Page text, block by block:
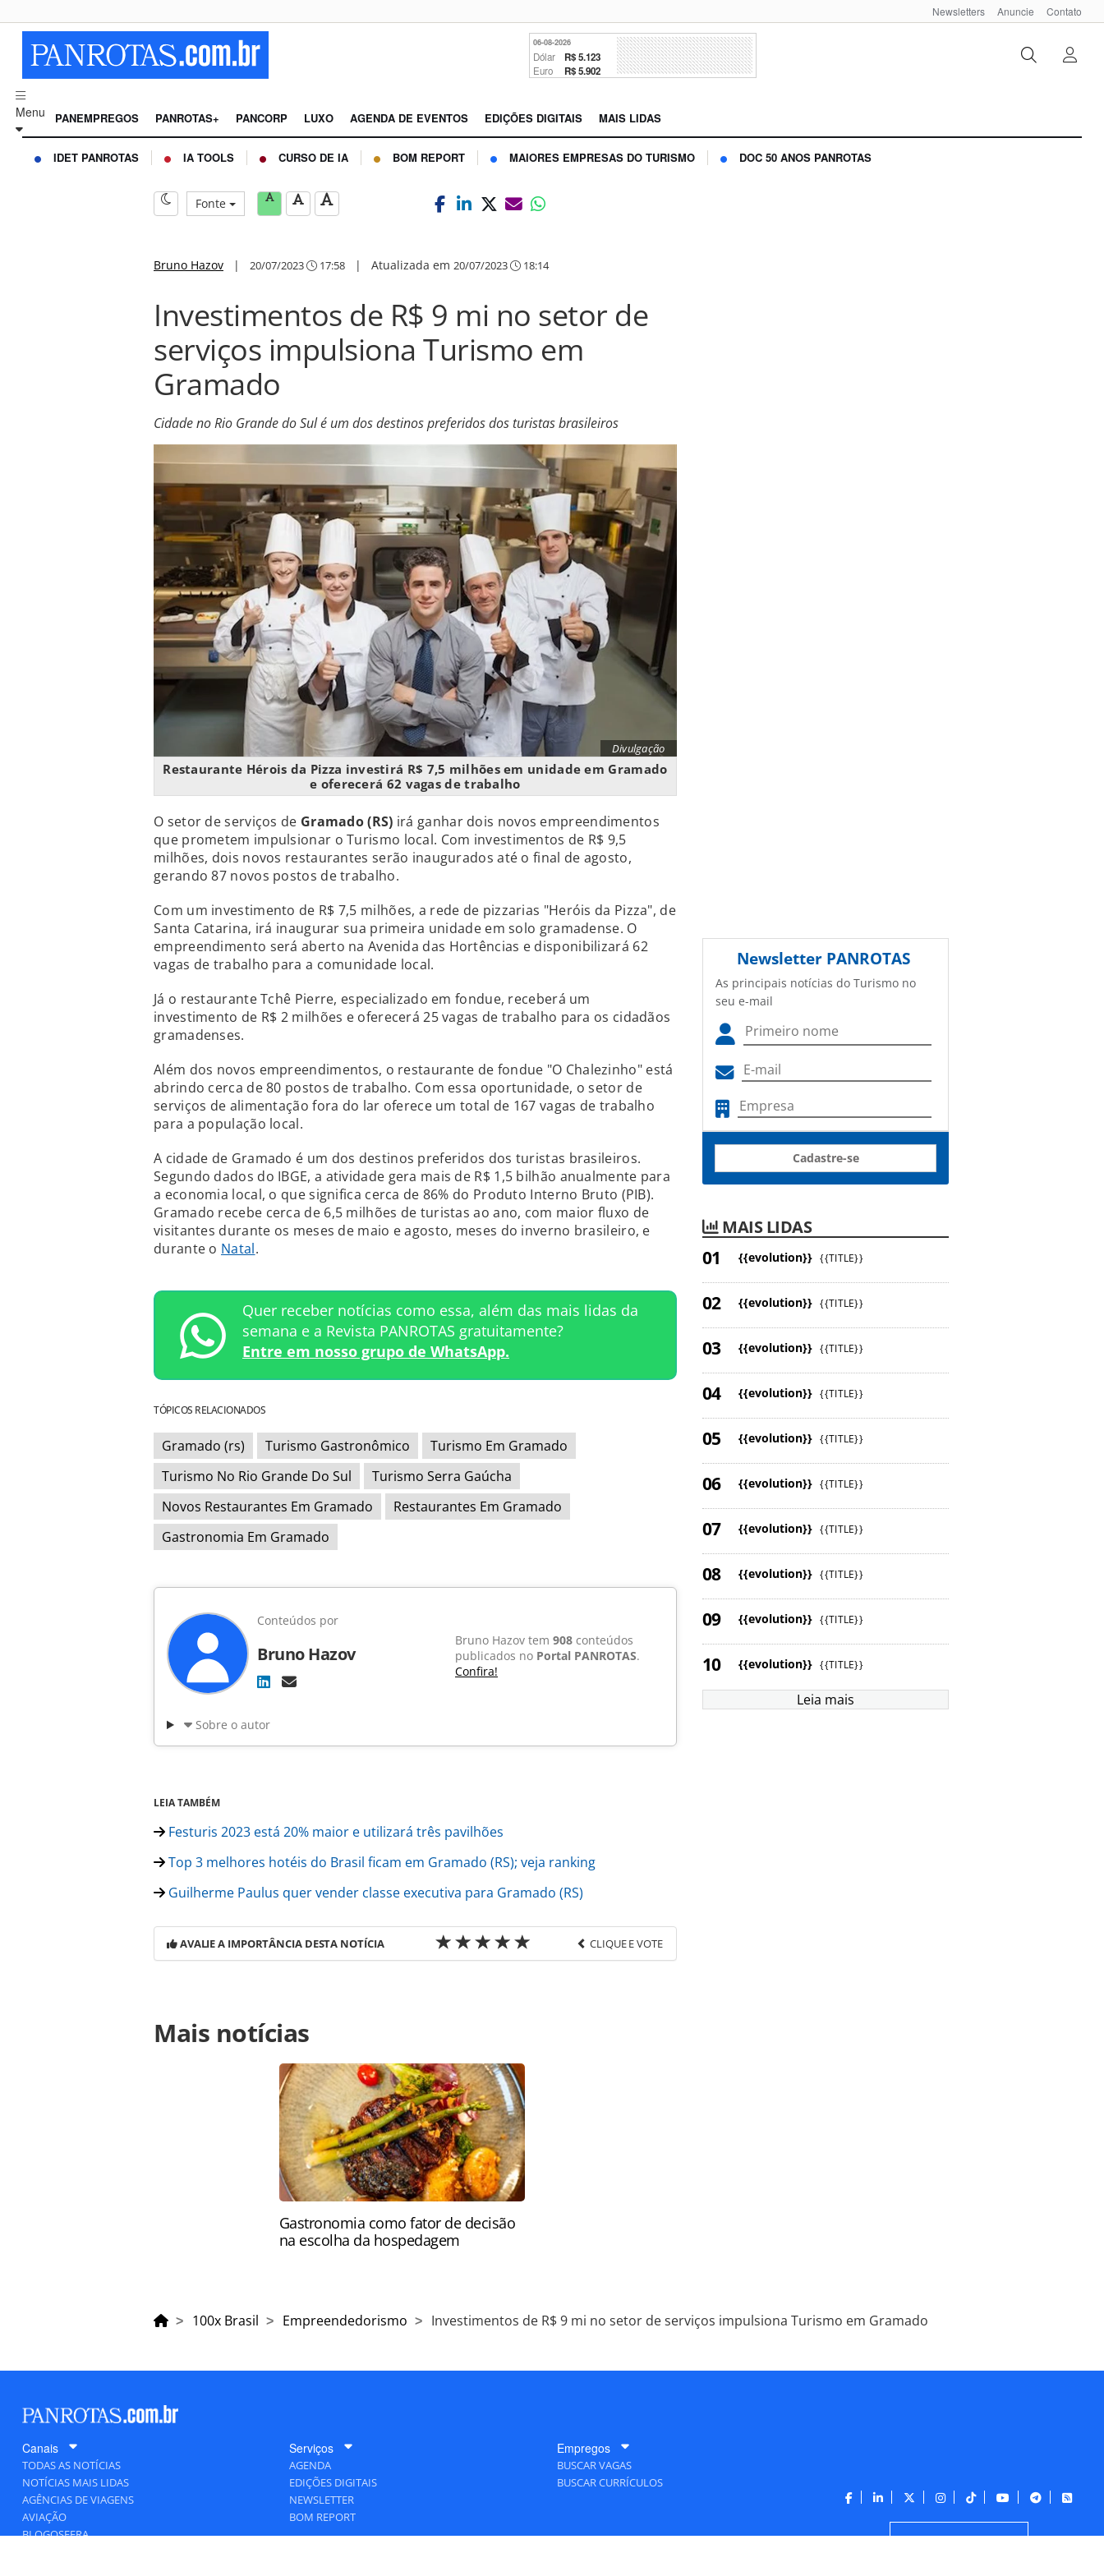
Newsletters Anuncie Contato
06-08-2026
Dólar R$ 5.123
Euro R$ 5.902
Menu PANEMPREGOS PANROTAS+ PANCORP LUXO AGENDA DE EVENTOS EDIÇÕES DIGITAIS MAIS LIDAS
IDET PANROTAS IA TOOLS CURSO DE IA BOM REPORT MAIORES EMPRESAS DO TURISMO DOC 50 ANOS PANROTAS
Fonte
Bruno Hazov | 20/07/2023 17:58 | Atualizada em 20/07/2023 18:14
Investimentos de R$ 9 mi no setor de
serviços impulsiona Turismo em
Gramado
Cidade no Rio Grande do Sul é um dos destinos preferidos dos turistas brasileiros
Divulgação
Restaurante Hérois da Pizza investirá R$ 7,5 milhões em unidade em Gramado
e oferecerá 62 vagas de trabalho
O setor de serviços de Gramado (RS) irá ganhar dois novos empreendimentos
que prometem impulsionar o Turismo local. Com investimentos de R$ 9,5
milhões, dois novos restaurantes serão inaugurados até o final de agosto,
gerando 87 novos postos de trabalho.
Com um investimento de R$ 7,5 milhões, a rede de pizzarias "Heróis da Pizza", de
Santa Catarina, irá inaugurar sua primeira unidade em solo gramadense. O
empreendimento será aberto na Avenida das Hortências e disponibilizará 62
vagas de trabalho para a comunidade local.
Já o restaurante Tchê Pierre, especializado em fondue, receberá um
investimento de R$ 2 milhões e oferecerá 25 vagas de trabalho para os cidadãos
gramadenses.
Além dos novos empreendimentos, o restaurante de fondue "O Chalezinho" está
abrindo cerca de 80 postos de trabalho. Com essa oportunidade, o setor de
serviços de alimentação fora do lar oferece um total de 167 vagas de trabalho
para a população local.
A cidade de Gramado é um dos destinos preferidos dos turistas brasileiros.
Segundo dados do IBGE, a atividade gera mais de R$ 1,5 bilhão anualmente para
a economia local, o que significa cerca de 86% do Produto Interno Bruto (PIB).
Gramado recebe cerca de 6,5 milhões de turistas ao ano, com maior fluxo de
visitantes durante os meses de maio e agosto, meses do inverno brasileiro, e
durante o Natal.
Quer receber notícias como essa, além das mais lidas da
semana e a Revista PANROTAS gratuitamente?
Entre em nosso grupo de WhatsApp.
TÓPICOS RELACIONADOS
Gramado (rs) Turismo Gastronômico
Turismo Em Gramado
Turismo No Rio Grande Do Sul
Turismo Serra Gaúcha
Novos Restaurantes Em Gramado
Restaurantes Em Gramado
Gastronomia Em Gramado
Conteúdos por
Bruno Hazov
Bruno Hazov tem 908 conteúdos
publicados no Portal PANROTAS.
Confira!
Sobre o autor
LEIA TAMBÉM
Festuris 2023 está 20% maior e utilizará três pavilhões
Top 3 melhores hotéis do Brasil ficam em Gramado (RS); veja ranking
Guilherme Paulus quer vender classe executiva para Gramado (RS)
AVALIE A IMPORTÂNCIA DESTA NOTÍCIA CLIQUE E VOTE
https://www.panrotas.com.br/100xbrasil/empreendedorismo/2023/07/investimentos-
de-r-9-mi-no-setor-de-servicos-impulsiona-turismo-em-gramado_198264.html ou as
ferramentas oferecidas na página. Todo o conteúdo produzido pela PANROTAS Editora
é protegido pela legislação brasileira sobre direito autoral. Não reproduza o conteúdo
sem autorização da PANROTAS Editora (copyright@panrotas.com.br).
Mais notícias
Gastronomia como fator de decisão
na escolha da hospedagem
Newsletter PANROTAS
As principais notícias do Turismo no
seu e-mail
Cadastre-se
MAIS LIDAS
{{evolution}} {{TITLE}}
{{evolution}} {{TITLE}}
{{evolution}} {{TITLE}}
{{evolution}} {{TITLE}}
{{evolution}} {{TITLE}}
{{evolution}} {{TITLE}}
{{evolution}} {{TITLE}}
{{evolution}} {{TITLE}}
{{evolution}} {{TITLE}}
{{evolution}} {{TITLE}}
Leia mais
100x Brasil Empreendedorismo Investimentos de R$ 9 mi no setor de serviços impulsiona Turismo em Gramado
Canais
TODAS AS NOTÍCIAS
NOTÍCIAS MAIS LIDAS
AGÊNCIAS DE VIAGENS
AVIAÇÃO
BLOGOSFERA
Serviços
AGENDA
EDIÇÕES DIGITAIS
NEWSLETTER
BOM REPORT
Empregos
BUSCAR VAGAS
BUSCAR CURRÍCULOS
CONTATO